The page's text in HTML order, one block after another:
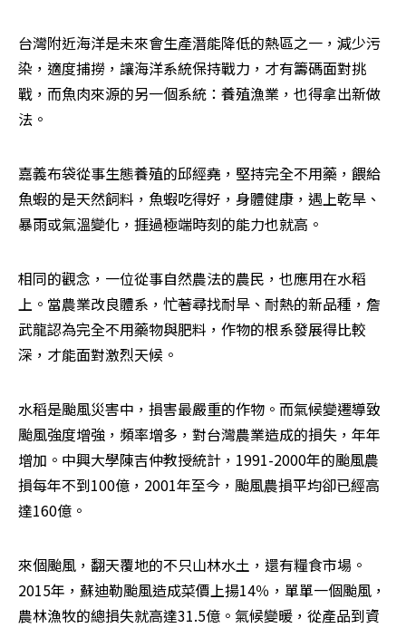
台灣附近海洋是未來會生產潛能降低的熱區之一，減少污
染，適度捕撈，讓海洋系統保持戰力，才有籌碼面對挑
戰，而魚肉來源的另一個系統：養殖漁業，也得拿出新做
法。
嘉義布袋從事生態養殖的邱經堯，堅持完全不用藥，餵給
魚蝦的是天然飼料，魚蝦吃得好，身體健康，遇上乾旱、
暴雨或氣溫變化，捱過極端時刻的能力也就高。
相同的觀念，一位從事自然農法的農民，也應用在水稻
上。當農業改良體系，忙著尋找耐旱、耐熱的新品種，詹
武龍認為完全不用藥物與肥料，作物的根系發展得比較
深，才能面對激烈天候。
水稻是颱風災害中，損害最嚴重的作物。而氣候變遷導致
颱風強度增強，頻率增多，對台灣農業造成的損失，年年
增加。中興大學陳吉仲教授統計，1991-2000年的颱風農
損每年不到100億，2001年至今，颱風農損平均卻已經高
達160億。
來個颱風，翻天覆地的不只山林水土，還有糧食市場。
2015年，蘇迪勒颱風造成菜價上揚14％，單單一個颱風，
農林漁牧的總損失就高達31.5億。氣候變暖，從產品到資